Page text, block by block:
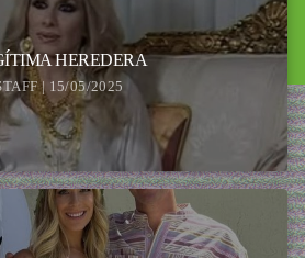
HEREDERA
| 15/05/2025